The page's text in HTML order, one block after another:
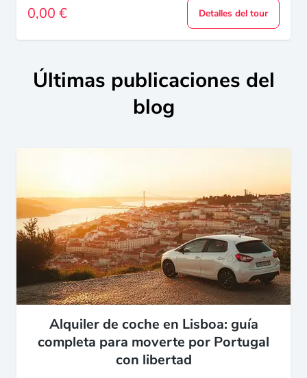
0,00 € Detalles del tour
Últimas publicaciones del
blog
Alquiler de coche en Lisboa: guía
completa para moverte por Portugal
con libertad